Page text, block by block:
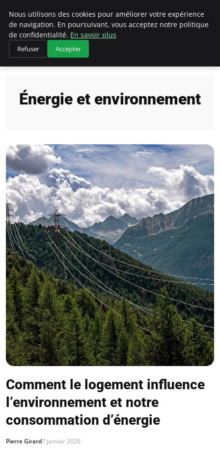
Climategatecountryclub.com
Accueil Énergie et environnement
Énergie et environnement
Comment le logement influence
l’environnement et notre
consommation d’énergie
Pierre Girard7 janvier 2026
Nous utilisons des cookies pour améliorer votre expérience
de navigation. En poursuivant, vous acceptez notre politique
de confidentialité. En savoir plus
Refuser Accepter